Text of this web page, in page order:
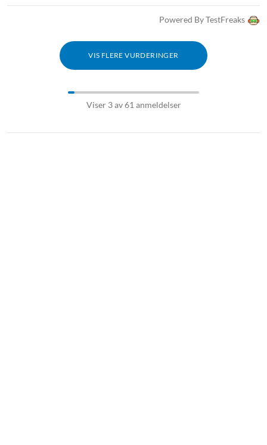
Powered By TestFreaks
VIS FLERE VURDERINGER
Viser 3 av 61 anmeldelser